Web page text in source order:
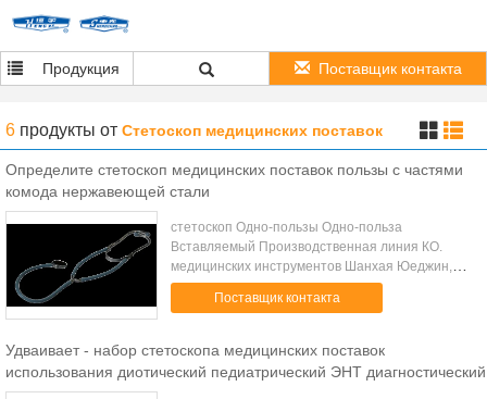
Продукция Поставщик контакта
6 продукты от Стетоскоп медицинских поставок
Определите стетоскоп медицинских поставок пользы с частями
комода нержавеющей стали
стетоскоп Одно-пользы Одно-польза
Вставляемый Производственная линия КО.
медицинских инструментов Шанхая Юеджин,
Лтд (официально фабрика медицинского
инструмента Шанхая Юеджин) было основано в
Поставщик контакта
Удваивает - набор стетоскопа медицинских поставок
использования диотический педиатрический ЭНТ диагностический